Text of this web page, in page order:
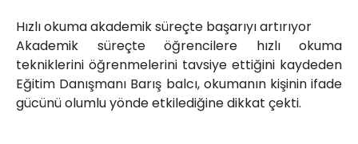
Hızlı okuma akademik süreçte başarıyı artırıyor
Akademik süreçte öğrencilere hızlı okuma
tekniklerini öğrenmelerini tavsiye ettiğini kaydeden
Eğitim Danışmanı Barış balcı, okumanın kişinin ifade
gücünü olumlu yönde etkilediğine dikkat çekti.